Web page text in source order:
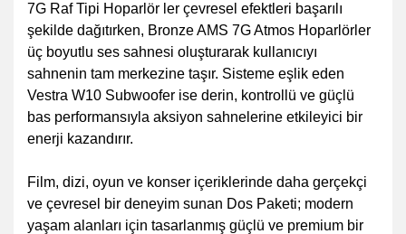
7G Raf Tipi Hoparlör ler çevresel efektleri başarılı
şekilde dağıtırken, Bronze AMS 7G Atmos Hoparlörler
üç boyutlu ses sahnesi oluşturarak kullanıcıyı
sahnenin tam merkezine taşır. Sisteme eşlik eden
Vestra W10 Subwoofer ise derin, kontrollü ve güçlü
bas performansıyla aksiyon sahnelerine etkileyici bir
enerji kazandırır.
Film, dizi, oyun ve konser içeriklerinde daha gerçekçi
ve çevresel bir deneyim sunan Dos Paketi; modern
yaşam alanları için tasarlanmış güçlü ve premium bir